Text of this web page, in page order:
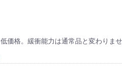
価格。緩衝能力は通常品と変わりませ